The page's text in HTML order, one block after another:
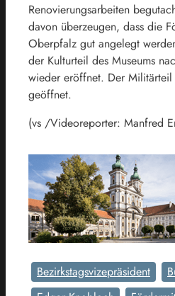
Renovierungsarbeiten
davon überzeugen, dass die
Oberpfalz gut angelegt
der Kulturteil des Museums
wieder eröffnet. Der
geöffnet.
(vs /Videoreporter: Manfred
Bezirkstagsvizepräsident